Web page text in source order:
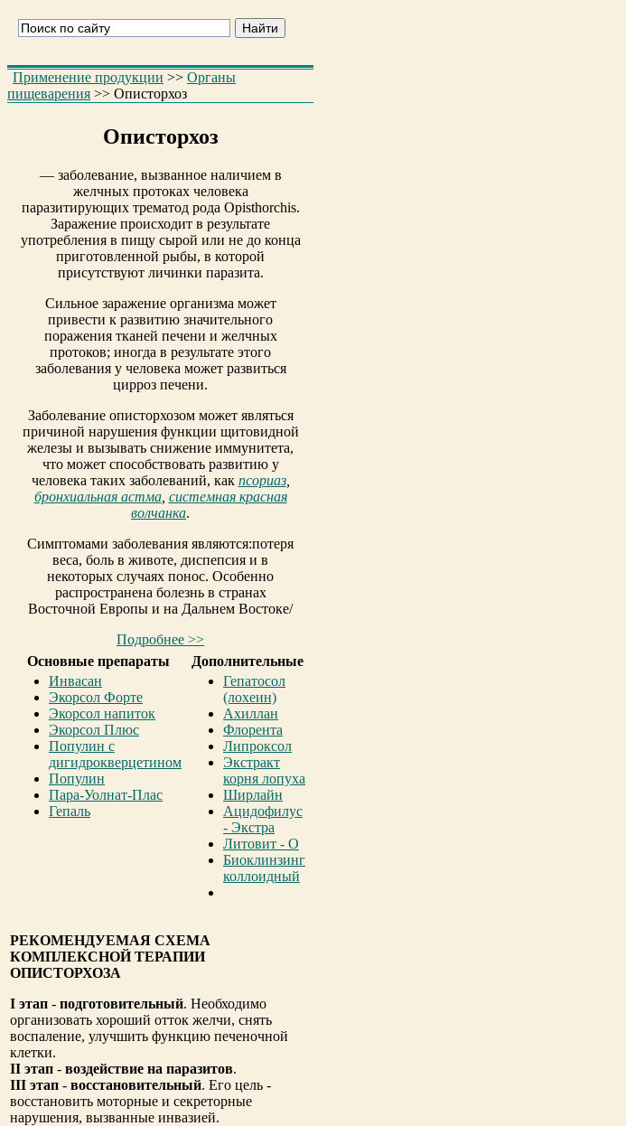
Применение продукции >> Органы
пищеварения >> Описторхоз
Описторхоз
— заболевание, вызванное наличием в
желчных протоках человека
паразитирующих трематод рода Opisthorchis.
Заражение происходит в результате
употребления в пищу сырой или не до конца
приготовленной рыбы, в которой
присутствуют личинки паразита.
Сильное заражение организма может
привести к развитию значительного
поражения тканей печени и желчных
протоков; иногда в результате этого
заболевания у человека может развиться
цирроз печени.
Заболевание описторхозом может являться
причиной нарушения функции щитовидной
железы и вызывать снижение иммунитета,
что может способствовать развитию у
человека таких заболеваний, как псориаз,
бронхиальная астма, системная красная
волчанка.
Симптомами заболевания являются:потеря
веса, боль в животе, диспепсия и в
некоторых случаях понос. Особенно
распространена болезнь в странах
Восточной Европы и на Дальнем Востоке/
Подробнее >>
Основные препараты
Дополнительные
Инвасан
Экорсол Форте
Экорсол напиток
Экорсол Плюс
Популин с
дигидрокверцетином
Популин
Пара-Уолнат-Плас
Гепаль
Гепатосол
(лохеин)
Ахиллан
Флорента
Липроксол
Экстракт
корня лопуха
Ширлайн
Ацидофилус
- Экстра
Литовит - О
Биоклинзинг
коллоидный
РЕКОМЕНДУЕМАЯ СХЕМА
КОМПЛЕКСНОЙ ТЕРАПИИ
ОПИСТОРХОЗА
I этап - подготовительный. Необходимо
организовать хороший отток желчи, снять
воспаление, улучшить функцию печеночной
клетки.
II этап - воздействие на паразитов.
III этап - восстановительный. Его цель -
восстановить моторные и секреторные
нарушения, вызванные инвазией.